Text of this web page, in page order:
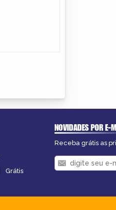
Grátis
NOVIDADES POR E-
Receba grátis as